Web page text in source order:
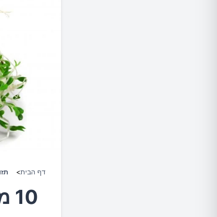
דף הבית>
10 מאכלים המורידים לחץ דם גבוה